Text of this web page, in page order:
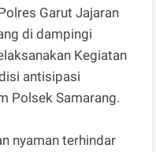
Garut Jajaran
di dampingi
Kegiatan
antisipasi
Polsek Samarang.
nyaman terhindar